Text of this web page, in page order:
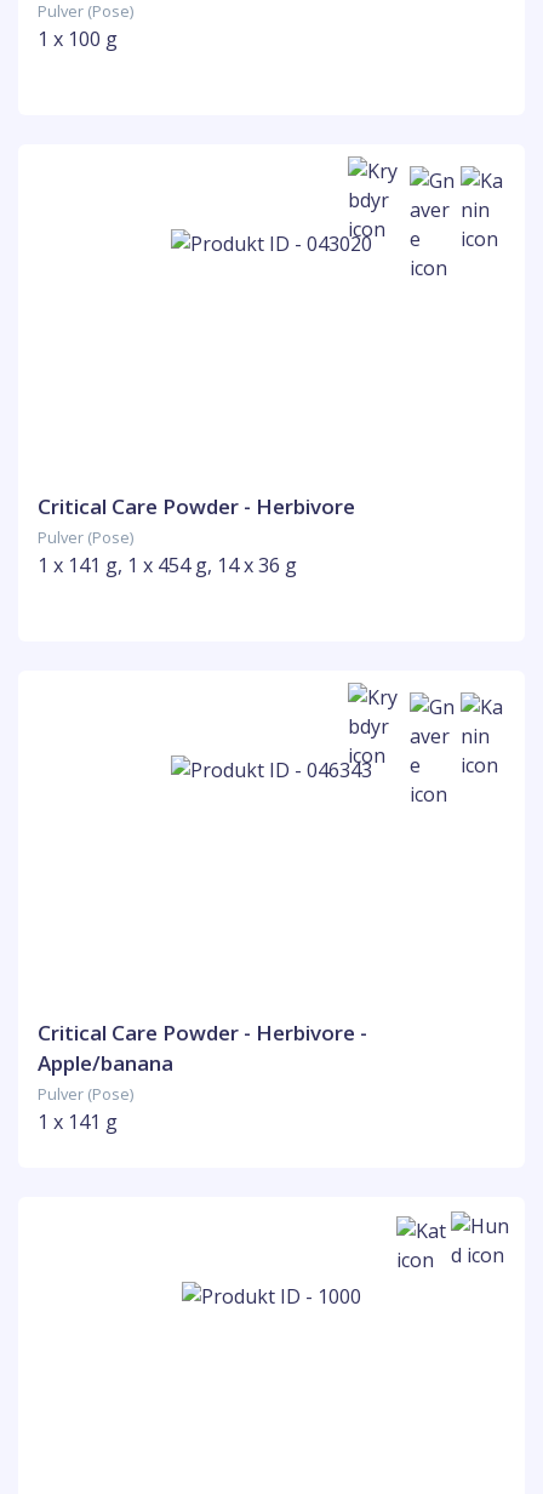
Pulver (Pose)
1 x 100 g
Critical Care Powder - Herbivore
Pulver (Pose)
1 x 141 g, 1 x 454 g, 14 x 36 g
Critical Care Powder - Herbivore -
Apple/banana
Pulver (Pose)
1 x 141 g